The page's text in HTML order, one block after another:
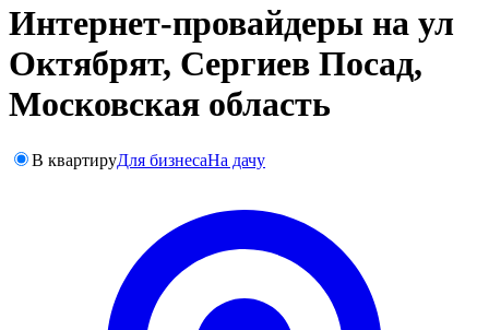
Интернет-провайдеры на ул
Октябрят, Сергиев Посад,
Московская область
В квартируДля бизнесаНа дачу